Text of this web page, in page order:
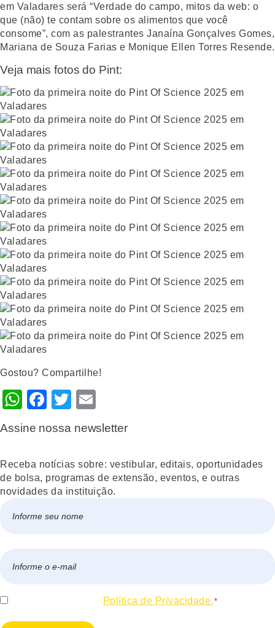
em Valadares será “Verdade do campo, mitos da web: o
que (não) te contam sobre os alimentos que você
consome”, com as palestrantes Janaína Gonçalves Gomes,
Mariana de Souza Farias e Monique Ellen Torres Resende.
Veja mais fotos do Pint:
Gostou? Compartilhe!
WhatsApp
Facebook
Twitter
Assine nossa newsletter
Receba notícias sobre: vestibular, editais, oportunidades
de bolsa, programas de extensão, eventos, e outras
novidades da instituição.
mail
Consentir Política de Privacidade. *